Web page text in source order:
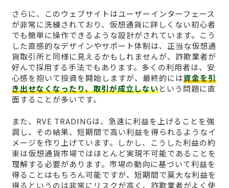
さらに、このウェブサイトはユーザーインターフェース
が非常に洗練されており、仮想通貨に詳しくない初心者
でも簡単に操作できるような設計がされています。こう
した直感的なデザインやサポート体制は、正当な仮想通
貨取引所と同様に見えるかもしれませんが、詐欺業者が
好んで採用する手法でもあります。多くの利用者は、安
心感を抱いて投資を開始しますが、最終的には資金を引
き出せなくなったり、取引が成立しないという問題に直
面することが多いです。
また、RVE TRADINGは、急速に利益を上げることを強
調し、その結果、短期間で高い利益を得られるようなイ
メージを作り上げています。しかし、こうした利益の約
束は仮想通貨市場ではほとんど実現不可能であることを
理解する必要があります。市場の動向に基づいて利益を
得ることはもちろん可能ですが、短期間で莫大な利益を
得るというのは非常にリスクが高く、詐欺業者がよく使